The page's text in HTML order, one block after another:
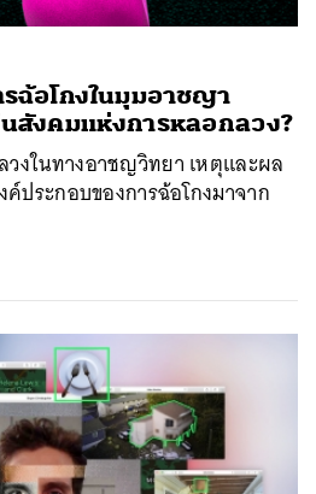
ฉ้อโกงในมุมอาชญา
สังคมแห่งการหลอกลวง?
วงในทางอาชญวิทยา เหตุและผล
ค์ประกอบของการฉ้อโกงมาจาก
LINE